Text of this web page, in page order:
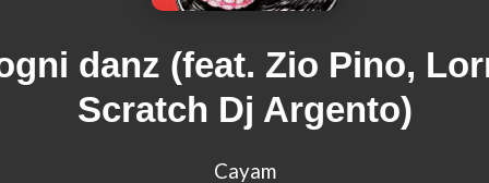
danz (feat. Zio Pino,
Scratch Dj Argento)
Cayam